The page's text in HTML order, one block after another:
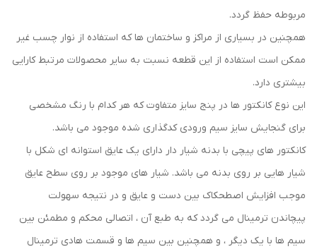
مربوطه حفظ گردد.
همچنین در بسیاری از مراکز و ساختمان ها که استفاده از نوار چسب غیر
ممکن است استفاده از این قطعه نسبت به سایر محصولات مرتبط کارایی
بیشتری دارد.
این نوع کانکتور ها در پنج سایز متفاوت که هر کدام با رنگ مشخصی
برای گنجایش سایز سیم ورودی کدگذاری شده موجود می باشد.
کانکتور های پیچی با بدنه شیار دار دارای یک عایق استوانه ای شکل با
شیار هایی بر روی بدنه می باشد. شیار های موجود بر روی سطح عایق
موجب افزایش اصطحکاک بین دست و عایق و در نتیجه سهولت
پیچاندن ترمینال می گردد که به طبع آن ، اتصالی محکم و مطمئن بین
سیم ها با یک دیگر ، و همچنین بین سیم ها و قسمت هادی ترمینال